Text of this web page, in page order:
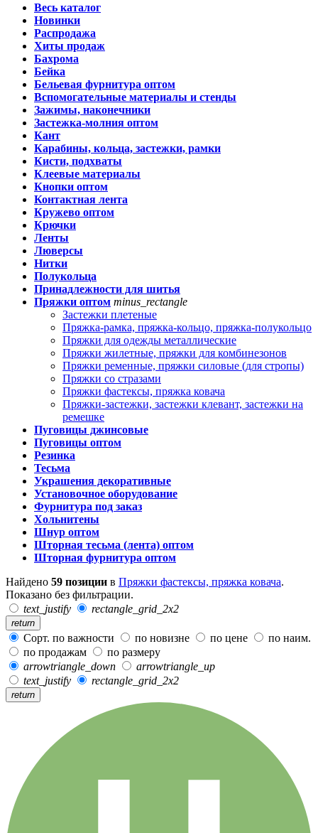
Весь каталог
Новинки
Распродажа
Хиты продаж
Бахрома
Бейка
Бельевая фурнитура оптом
Вспомогательные материалы и стенды
Зажимы, наконечники
Застежка-молния оптом
Кант
Карабины, кольца, застежки, рамки
Кисти, подхваты
Клеевые материалы
Кнопки оптом
Контактная лента
Кружево оптом
Крючки
Ленты
Люверсы
Нитки
Полукольца
Принадлежности для шитья
Пряжки оптом minus_rectangle
Застежки плетеные
Пряжка-рамка, пряжка-кольцо, пряжка-полукольцо
Пряжки для одежды металлические
Пряжки жилетные, пряжки для комбинезонов
Пряжки ременные, пряжки силовые (для стропы)
Пряжки со стразами
Пряжки фастексы, пряжка ковача
Пряжки-застежки, застежки клевант, застежки на
ремешке
Пуговицы джинсовые
Пуговицы оптом
Резинка
Тесьма
Украшения декоративные
Установочное оборудование
Фурнитура под заказ
Хольнитены
Шнур оптом
Шторная тесьма (лента) оптом
Шторная фурнитура оптом
Найдено 59 позиции в Пряжки фастексы, пряжка ковача.
Показано без фильтрации.
text_justify
rectangle_grid_2x2
return
Сорт. по важности по новизне по цене
по наим.
по продажам
по размеру
arrowtriangle_down
arrowtriangle_up
text_justify
rectangle_grid_2x2
return